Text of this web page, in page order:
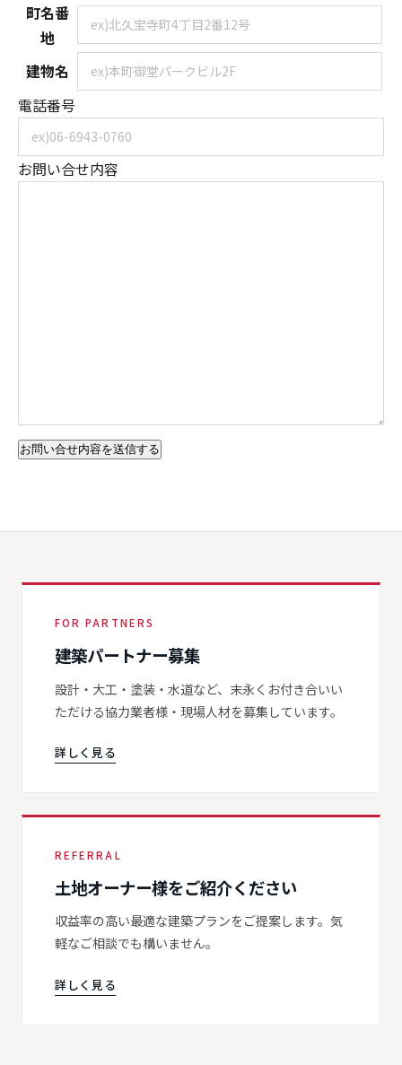
町名番
地
建物名
電話番号
お問い合せ内容
FOR PARTNERS
建築パートナー募集
設計・大工・塗装・水道など、末永くお付き合いい
ただける協力業者様・現場人材を募集しています。
詳しく見る
REFERRAL
土地オーナー様をご紹介ください
収益率の高い最適な建築プランをご提案します。気
軽なご相談でも構いません。
詳しく見る